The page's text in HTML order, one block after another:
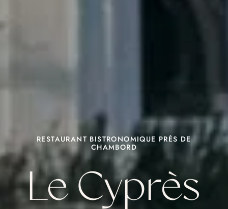
RESTAURANT BISTRONOMIQUE PRÈS DE
CHAMBORD
Le Cyprès